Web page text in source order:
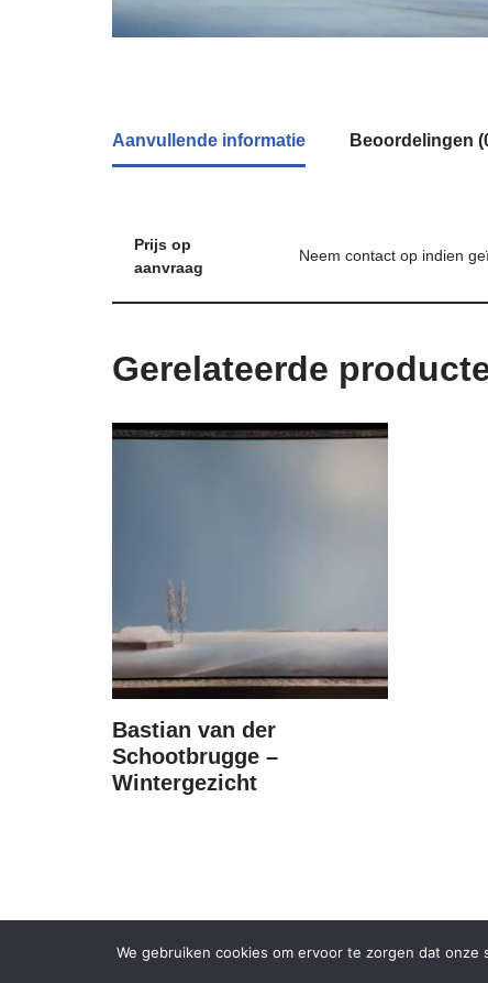
Aanvullende informatie Beoordelingen
Prijs op
aanvraag
Neem contact op indien
Gerelateerde
Bastian van der
Schootbrugge –
Wintergezicht
KVK 52836347 | BTW: NL165619193B01 | Copyright
We gebruiken cookies om ervoor te zorgen dat